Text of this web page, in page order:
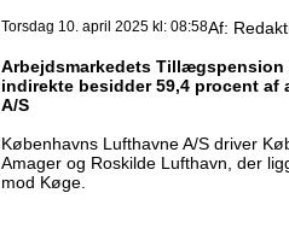
Torsdag 10. april 2025 kl: 08:58Af:
Arbejdsmarkedets Tillægspension
indirekte besidder 59,4 procent
A/S
Københavns Lufthavne A/S driver
Amager og Roskilde Lufthavn, der
mod Køge.